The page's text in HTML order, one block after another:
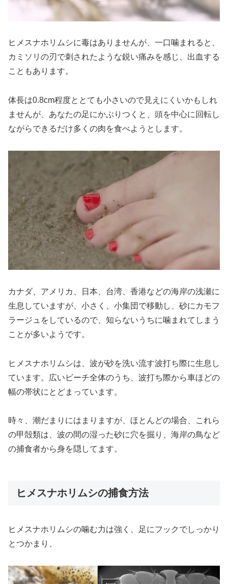
ヒメスナホリムシに毒はありませんが、一口噛まれると、
カミソリの刃で刺されたような鋭い痛みを感じ、出血する
こともあります。
体長は0.8cm程度ととても小さいので見えにくいかもしれ
ませんが、あなたの足にかぶりつくと、頭を中心に回転し
ながらできるだけ多くの肉を食べようとします。
カナダ、アメリカ、日本、台湾、香港などの海岸の浅瀬に
生息していますが、小さく、小集団で移動し、砂にカモフ
ラージュをしているので、知らないうちに噛まれてしまう
ことが多いようです。
ヒメスナホリムシは、波が砂を洗い流す波打ち際に生息し
ています。広いビーチ全体のうち、波打ち際から車ほどの
幅の帯状にとどまっています。
時々、潮だまりにはまりますが、ほとんどの場合、これら
の甲殻類は、波の間の湿った砂に穴を掘り、海岸の鳥など
の捕食者から身を隠してます。
ヒメスナホリムシの捕食方法
ヒメスナホリムシの噛む力は強く、足にフックでしっかり
とつかまり、